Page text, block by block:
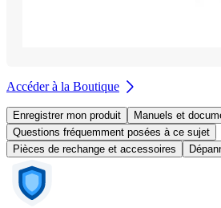
Accéder à la Boutique
Enregistrer mon produit
Manuels et
Questions fréquemment posées à ce sujet
Pièces de rechange et accessoires